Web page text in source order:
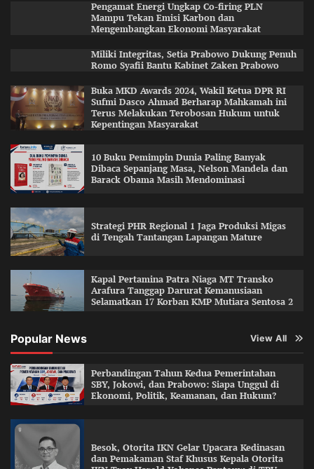
Pengamat Energi Ungkap Co-firing PLN
Mampu Tekan Emisi Karbon dan
Mengembangkan Ekonomi Masyarakat
Miliki Integritas, Setia Prabowo Dukung Penuh
Romo Syafii Bantu Kabinet Zaken Prabowo
Buka MKD Awards 2024, Wakil Ketua DPR RI
Sufmi Dasco Ahmad Berharap Mahkamah ini
Terus Melakukan Terobosan Hukum untuk
Kepentingan Masyarakat
10 Buku Pemimpin Dunia Paling Banyak
Dibaca Sepanjang Masa, Nelson Mandela dan
Barack Obama Masih Mendominasi
Strategi PHR Regional 1 Jaga Produksi Migas
di Tengah Tantangan Lapangan Mature
Kapal Pertamina Patra Niaga MT Transko
Arafura Tanggap Darurat Kemanusiaan
Selamatkan 17 Korban KMP Mutiara Sentosa 2
Popular News View All
Perbandingan Tahun Kedua Pemerintahan
SBY, Jokowi, dan Prabowo: Siapa Unggul di
Ekonomi, Politik, Keamanan, dan Hukum?
Besok, Otorita IKN Gelar Upacara Kedinasan
dan Pemakaman Staf Khusus Kepala Otorita